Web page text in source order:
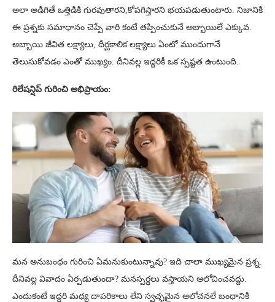
అలా అడిగితే ఒత్తిడికి గురవుతారని,కోపగిస్తారని భయపడుతుంటారు. నిజానికి
ఈ ప్రశ్నకు సమాధానం చెప్పే వారి కంటే తప్పించుకునే అబ్బాయిలే ఎక్కువ.
అబ్బాయి జీవిత లక్ష్యాలు, దీర్ఘకాలిక లక్ష్యాలు ఏంటో ముందుగానే
తెలుసుకోవడం ఎంతో ముఖ్యం. దీనివల్ల ఇద్దరికీ ఒక స్పష్టత ఉంటుంది.
రిలేషన్షిప్ గురించి అభిప్రాయం:
మన అనుబంధం గురించి ఏమనుకుంటున్నావు? ఇది చాలా ముఖ్యమైన ప్రశ్న.
దీనివల్ల వివాదం ఏర్పడుతుందా? మనస్పర్ధలు వస్తాయని ఆలోచించవద్దు.
ఎందుకంటే ఇద్దరి మధ్య దాపరికాలు లేని స్వచ్ఛమైన ఆలోచనలే బంధానికి